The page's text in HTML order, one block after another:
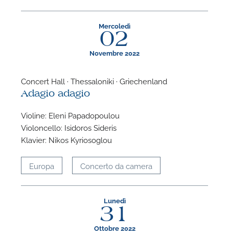
Mercoledì
02
Novembre 2022
Concert Hall · Thessaloniki · Griechenland
Adagio adagio
Violine: Eleni Papadopoulou
Violoncello: Isidoros Sideris
Klavier: Nikos Kyriosoglou
Europa Concerto da camera
Lunedì
31
Ottobre 2022